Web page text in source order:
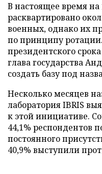
В настоящее время
расквартировано
военных, однако их
по принципу
президентского
глава государства
создать базу под
Несколько месяцев
лаборатория IBRIS
к этой инициативе.
44,1% респондентов
постоянного
40,9% выступили